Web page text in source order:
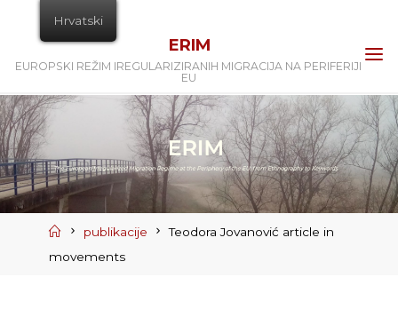
content
ERIM
EUROPSKI REŽIM IREGULARIZIRANIH MIGRACIJA NA PERIFERIJI
EU
Home
publikacije
Teodora Jovanović article in
movements
Hrvatski